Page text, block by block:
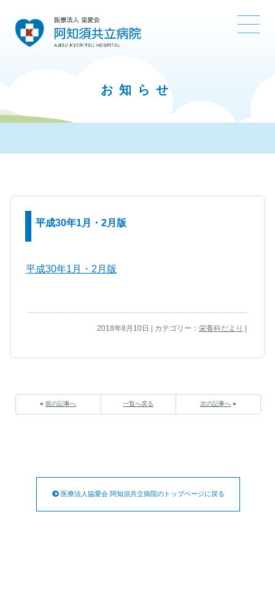
お知らせ
平成30年1月・2月版
平成30年1月・2月版
2018年8月10日 | カテゴリー：栄養科だより
«前の記事へ 一覧へ戻る 次の記事へ»
医療法人協愛会 阿知須共立病院のトップページに戻る